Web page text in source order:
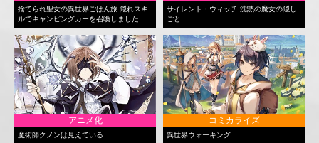
捨てられ聖女の異世界ごはん旅 隠れスキ
ルでキャンピングカーを召喚しました
サイレント・ウィッチ 沈黙の魔女の隠し
ごと
アニメ化
魔術師クノンは見えている
コミカライズ
異世界ウォーキング